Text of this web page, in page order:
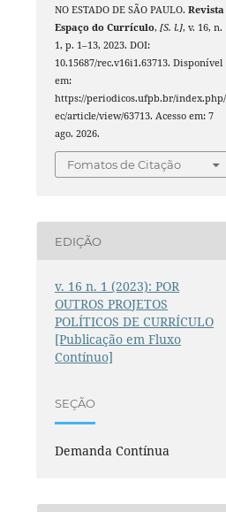
NO ESTADO DE SÃO PAULO.Revista
Espaço do Currículo,[S. l.], v. 16, n.
1, p. 1–13, 2023. DOI:
10.15687/rec.v16i1.63713. Disponível
em:
https://periodicos.ufpb.br/
ec/article/view/63713. Acesso em: 7
ago. 2026.
Fomatos de Citação
EDIÇÃO
v. 16 n. 1 (2023): POR
OUTROS PROJETOS
POLÍTICOS DE CURRÍCULO
[Publicação em Fluxo
Contínuo]
SEÇÃO
Demanda Contínua